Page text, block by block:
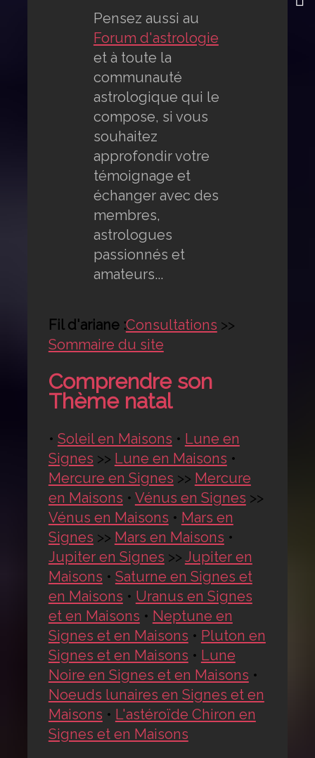
Pensez aussi au
Forum d'astrologie
et à toute la
communauté
astrologique qui le
compose, si vous
souhaitez
approfondir votre
témoignage et
échanger avec des
membres,
astrologues
passionnés et
amateurs...
Fil d'ariane :Consultations >>
Sommaire du site
Comprendre son
Thème natal
• Soleil en Maisons • Lune en
Signes >> Lune en Maisons •
Mercure en Signes >> Mercure
en Maisons • Vénus en Signes >>
Vénus en Maisons • Mars en
Signes >> Mars en Maisons •
Jupiter en Signes >> Jupiter en
Maisons • Saturne en Signes et
en Maisons • Uranus en Signes
et en Maisons • Neptune en
Signes et en Maisons • Pluton en
Signes et en Maisons • Lune
Noire en Signes et en Maisons •
Noeuds lunaires en Signes et en
Maisons • L'astéroïde Chiron en
Signes et en Maisons